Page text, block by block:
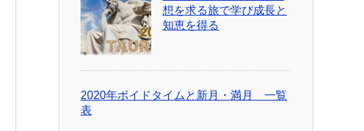
想を求る旅で学び成長と
知恵を得る
2020年ボイドタイムと新月・満月 一覧
表